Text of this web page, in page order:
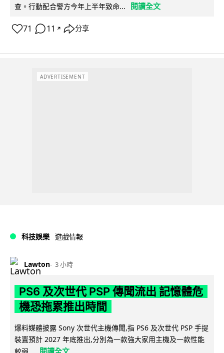
查。行動配合警方今年上半年致命...
閱讀全文
71 11 ↗ 分享
ADVERTISEMENT
科技娛樂 遊戲情報
Lawton 3 小時
PS6 及次世代 PSP 傳聞流出 記憶體危
機恐拖累推出時間
爆料媒體披露 Sony 次世代主機傳聞,指 PS6 及次世代 PSP 手提
裝置預計 2027 年底推出,分別為一款強大家用主機及一款性能